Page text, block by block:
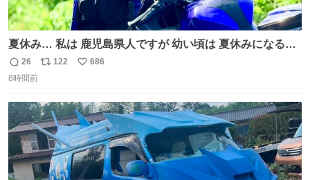
夏休み… 私は 鹿児島県人ですが 幼い頃は 夏休みになると
母の郷… 山梨へ遊びに行くのが楽しみでした 母の実家へ 1
ヶ月近く泊まって … … 今の私は 医療従事者 お盆休み？ﾅﾆ
景 淡い記憶 そんな思い出の風景… ありますか？
返
信
26
リ
ト
数
122
い
数
686
8時間前